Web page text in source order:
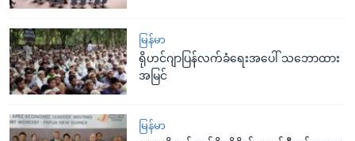
မြန်မာ
ရိုဟင်ဂျာပြန်လက်ခံရေးအပေါ် သဘောထား
အမြင်
မြန်မာ